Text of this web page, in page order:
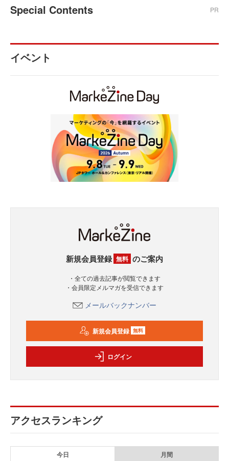
Special Contents PR
イベント
新規会員登録 無料 のご案内
・全ての過去記事が閲覧できます
・会員限定メルマガを受信できます
メールバックナンバー
新規会員登録 無料
ログイン
アクセスランキング
今日 月間